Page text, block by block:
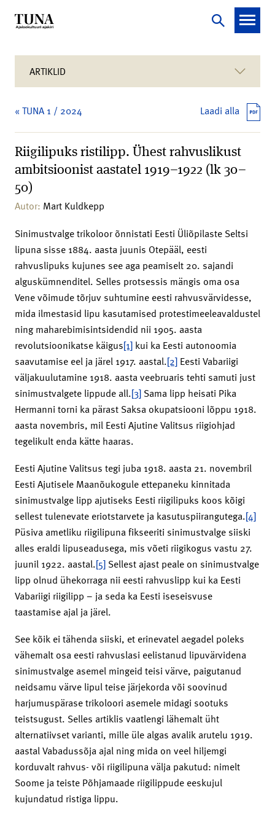
ARTIKLID
« TUNA 1 / 2024 Laadi alla
Riigilipuks ristilipp. Ühest rahvuslikust
ambitsioonist aastatel 1919–1922 (lk 30–
50)
Autor: Mart Kuldkepp
Sinimustvalge trikoloor õnnistati Eesti Üliõpilaste Seltsi
lipuna sisse 1884. aasta juunis Otepääl, eesti
rahvuslipuks kujunes see aga peamiselt 20. sajandi
alguskümnenditel. Selles protsessis mängis oma osa
Vene võimude tõrjuv suhtumine eesti rahvusvärvidesse,
mida ilmestasid lipu kasutamised protestimeeleavaldustel
ning maharebimisintsidendid nii 1905. aasta
revolutsioonikatse käigus[1] kui ka Eesti autonoomia
saavutamise eel ja järel 1917. aastal.[2] Eesti Vabariigi
väljakuulutamine 1918. aasta veebruaris tehti samuti just
sinimustvalgete lippude all.[3] Sama lipp heisati Pika
Hermanni torni ka pärast Saksa okupatsiooni lõppu 1918.
aasta novembris, mil Eesti Ajutine Valitsus riigiohjad
tegelikult enda kätte haaras.
Eesti Ajutine Valitsus tegi juba 1918. aasta 21. novembril
Eesti Ajutisele Maanõukogule ettepaneku kinnitada
sinimustvalge lipp ajutiseks Eesti riigilipuks koos kõigi
sellest tulenevate eriotstarvete ja kasutuspiirangutega.[4]
Püsiva ametliku riigilipuna fikseeriti sinimustvalge siiski
alles eraldi lipuseadusega, mis võeti riigikogus vastu 27.
juunil 1922. aastal.[5] Sellest ajast peale on sinimustvalge
lipp olnud ühekorraga nii eesti rahvuslipp kui ka Eesti
Vabariigi riigilipp – ja seda ka Eesti iseseisvuse
taastamise ajal ja järel.
See kõik ei tähenda siiski, et erinevatel aegadel poleks
vähemalt osa eesti rahvuslasi eelistanud lipuvärvidena
sinimustvalge asemel mingeid teisi värve, paigutanud
neidsamu värve lipul teise järjekorda või soovinud
harjumuspärase trikoloori asemele midagi sootuks
teistsugust. Selles artiklis vaatlengi lähemalt üht
alternatiivset varianti, mille üle algas avalik arutelu 1919.
aastal Vabadussõja ajal ning mida on veel hiljemgi
korduvalt rahvus- või riigilipuna välja pakutud: nimelt
Soome ja teiste Põhjamaade riigilippude eeskujul
kujundatud ristiga lippu.